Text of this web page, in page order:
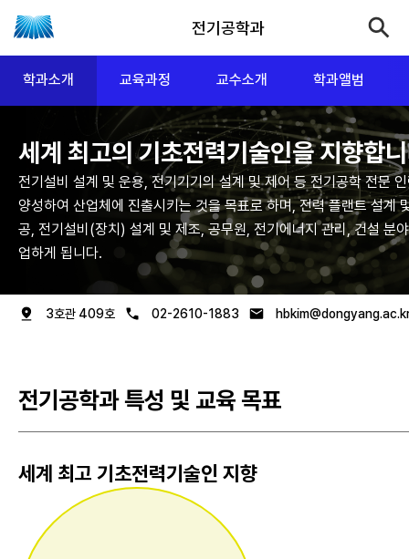
전기공학과
학과소개 교육과정 교수소개 학과앨범
세계 최고의기초전력기술인을 지향합
전기설비 설계 및 운용, 전기기기의 설계 및 제어 등 전기공학 전문
양성하여 산업체에 진출시키는 것을 목표로 하며, 전력 플랜트 설계
공, 전기설비(장치) 설계 및 제조, 공무원, 전기에너지 관리, 건설 분
업하게 됩니다.
3호관 409호 02-2610-1883
전기공학과 특성 및 교육 목표
세계 최고 기초전력기술인 지향